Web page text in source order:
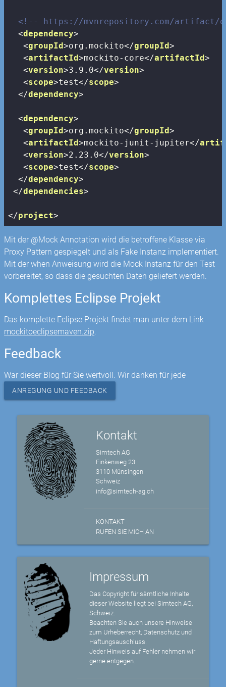
<!-- https://mvnrepository.com/artifact/
<dependency>
<groupId>org.mockito</groupId>
<artifactId>mockito-core</artifactId>
<version>3.9.0</version>
<scope>test</scope>
</dependency>
<dependency>
<groupId>org.mockito</groupId>
<artifactId>mockito-junit-jupiter</
<version>2.23.0</version>
<scope>test</scope>
</dependency>
</dependencies>
</project>
Mit der @Mock Annotation wird die betroffene Klasse via
Proxy Pattern gespiegelt und als Fake Instanz implementiert.
Mit der when Anweisung wird die Mock Instanz für den Test
vorbereitet, so dass die gesuchten Daten geliefert werden.
Komplettes Eclipse Projekt
Das komplette Eclipse Projekt findet man unter dem Link
mockitoeclipsemaven.zip
Feedback
War dieser Blog für Sie wertvoll. Wir danken für jede
ANREGUNG UND FEEDBACK
Kontakt
Simtech AG
Finkenweg 23
3110 Münsingen
Schweiz
info@simtech-ag.ch
KONTAKT
RUFEN SIE MICH AN
Impressum
Das Copyright für sämtliche Inhalte
dieser Website liegt bei Simtech AG,
Schweiz.
Beachten Sie auch unsere Hinweise
zum Urheberrecht, Datenschutz und
Haftungsauschluss.
Jeder Hinweis auf Fehler nehmen wir
gerne entgegen.